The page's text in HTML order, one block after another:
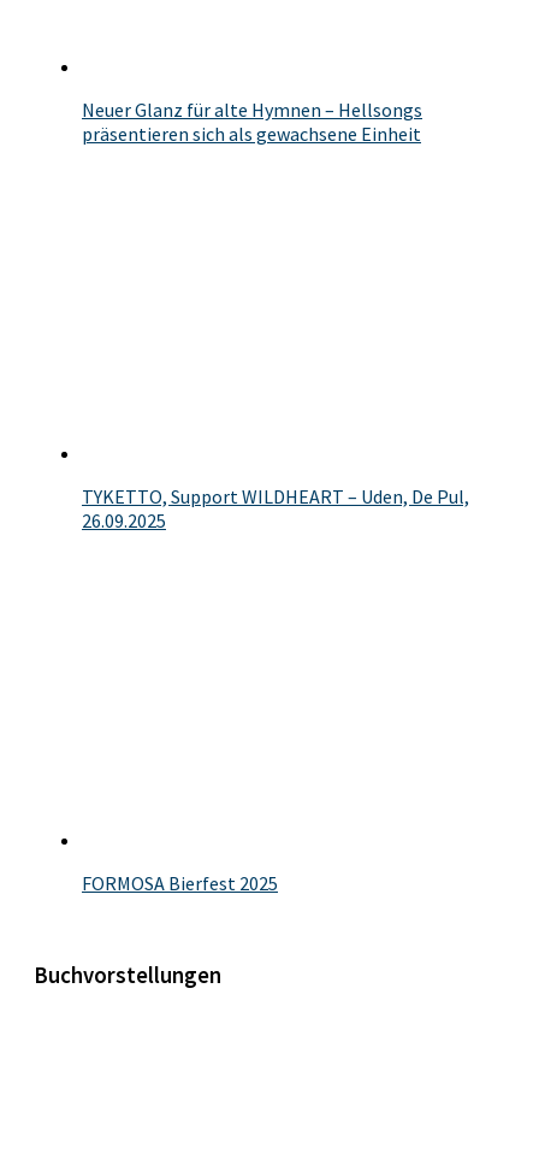
Neuer Glanz für alte Hymnen – Hellsongs
präsentieren sich als gewachsene Einheit
TYKETTO, Support WILDHEART – Uden, De Pul,
26.09.2025
FORMOSA Bierfest 2025
Buchvorstellungen